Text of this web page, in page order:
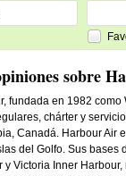
sobre
fundada en 1982
chárter y
Canadá. Harbour Air
del Golfo. Sus
y Victoria Inner